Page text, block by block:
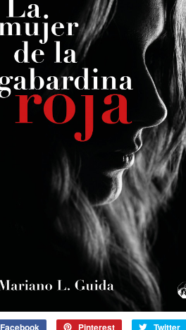
Facebook Pinterest Twitter